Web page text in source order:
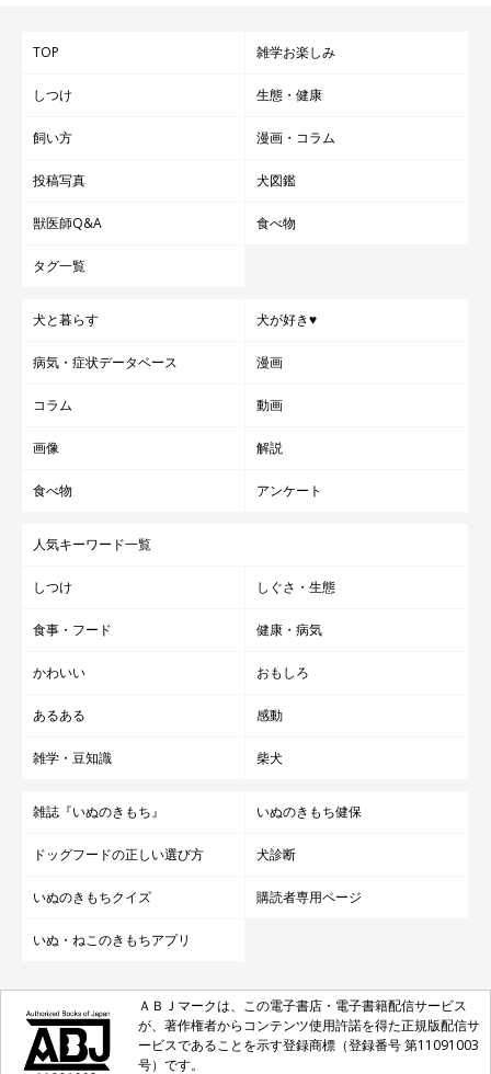
TOP 雑学お楽しみ
しつけ 生態・健康
飼い方 漫画・コラム
投稿写真 犬図鑑
獣医師Q&A 食べ物
タグ一覧
犬と暮らす 犬が好き♥
病気・症状データベース 漫画
コラム 動画
画像 解説
食べ物 アンケート
人気キーワード一覧
しつけ しぐさ・生態
食事・フード 健康・病気
かわいい おもしろ
あるある 感動
雑学・豆知識 柴犬
雑誌『いぬのきもち』 いぬのきもち健保
ドッグフードの正しい選び方 犬診断
いぬのきもちクイズ 購読者専用ページ
いぬ・ねこのきもちアプリ
ＡＢＪマークは、この電子書店・電子書籍配信サービス
が、著作権者からコンテンツ使用許諾を得た正規版配信サ
ービスであることを示す登録商標（登録番号 第11091003
号）です。